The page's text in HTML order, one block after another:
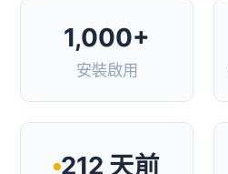
1,000+
安裝啟用
212 天前